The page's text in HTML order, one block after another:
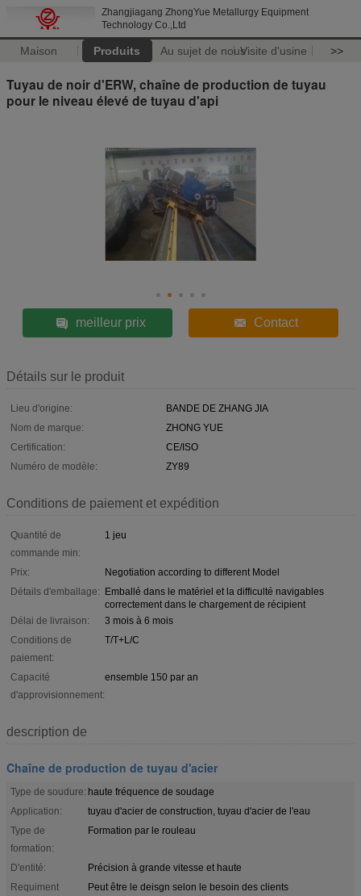
Zhangjiagang ZhongYue Metallurgy Equipment
Technology Co.,Ltd
Maison Produits Au sujet de nousVisite d'usine >>
Tuyau de noir d'ERW, chaîne de production de tuyau
pour le niveau élevé de tuyau d'api
meilleur prix Contact
Détails sur le produit
Lieu d'origine:
BANDE DE ZHANG JIA
Nom de marque:
ZHONG YUE
Certification:
CE/ISO
Numéro de modèle:
ZY89
Conditions de paiement et expédition
Quantité de
commande min:
1 jeu
Prix:
Negotiation according to different Model
Détails d'emballage: Emballé dans le matériel et la difficulté navigables
correctement dans le chargement de récipient
Délai de livraison:
3 mois à 6 mois
Conditions de
paiement:
T/T+L/C
Capacité
d'approvisionnement:
ensemble 150 par an
description de
Chaîne de production de tuyau d'acier
Type de soudure: haute fréquence de soudage
Application:
tuyau d'acier de construction, tuyau d'acier de l'eau
Type de
formation:
Formation par le rouleau
D'entité:
Précision à grande vitesse et haute
Requiment
Peut être le deisgn selon le besoin des clients